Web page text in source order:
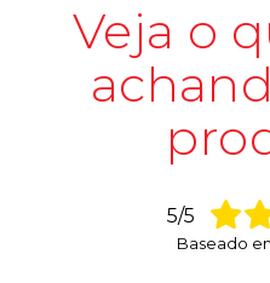
Veja o
5/5
Baseado